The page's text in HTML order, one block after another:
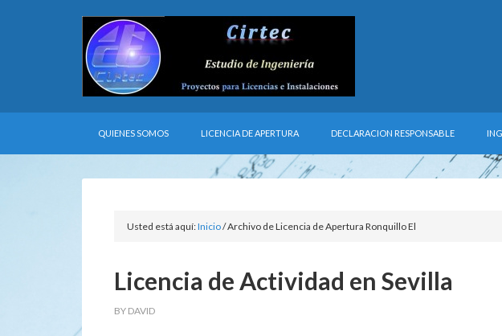
QUIENES SOMOS LICENCIA DE APERTURA DECLARACION RESPONSABLE
Usted está aquí:Inicio/Archivo de Licencia de Apertura Ronquillo El
Licencia de Actividad en Sevilla
BY DAVID